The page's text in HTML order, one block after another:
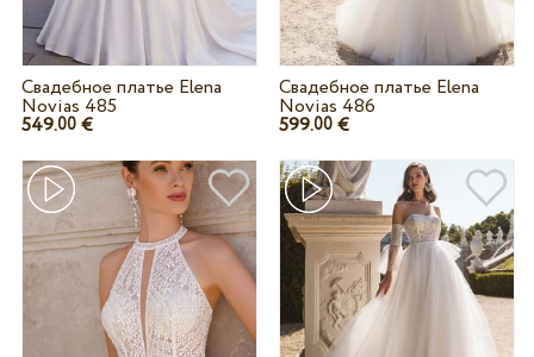
Свадебное платье Elena
Novias 485
549.00€
Свадебное платье Elena
Novias 486
599.00 €